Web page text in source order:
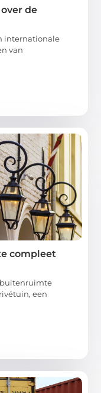
de
internationale
van
compleet
een